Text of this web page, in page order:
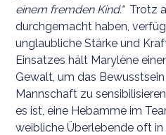
einem fremden Kind."Trotz
durchgemacht haben,
unglaubliche Stärke und
Einsatzes hält Marylène
Gewalt, um das
Mannschaft zu
es ist, eine Hebamme im
weibliche Überlebende oft in